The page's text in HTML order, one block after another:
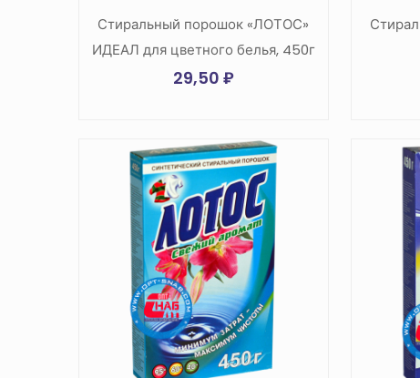
Стиральный порошок «ЛОТОС»
ИДЕАЛ для цветного белья, 450г
29,50 ₽